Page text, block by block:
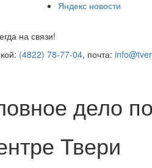
Яндекс новости
на связи!
(4822) 78-77-04, почта:
дело
Твери